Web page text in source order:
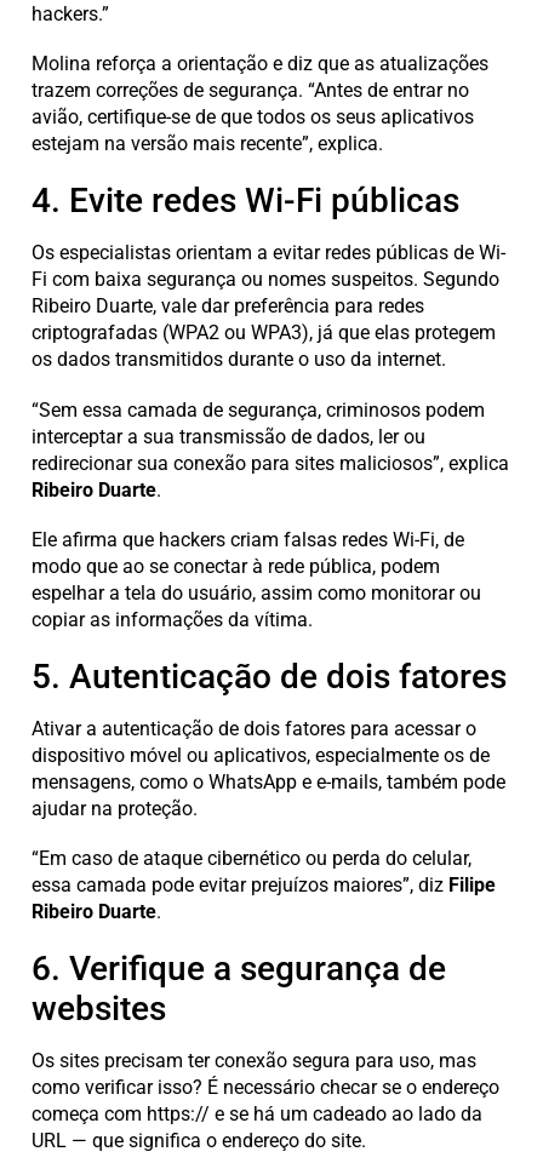
hackers.”
Molina reforça a orientação e diz que as atualizações
trazem correções de segurança. “Antes de entrar no
avião, certifique-se de que todos os seus aplicativos
estejam na versão mais recente”, explica.
4. Evite redes Wi-Fi públicas
Os especialistas orientam a evitar redes públicas de Wi-
Fi com baixa segurança ou nomes suspeitos. Segundo
Ribeiro Duarte, vale dar preferência para redes
criptografadas (WPA2 ou WPA3), já que elas protegem
os dados transmitidos durante o uso da internet.
“Sem essa camada de segurança, criminosos podem
interceptar a sua transmissão de dados, ler ou
redirecionar sua conexão para sites maliciosos”, explica
Ribeiro Duarte.
Ele afirma que hackers criam falsas redes Wi-Fi, de
modo que ao se conectar à rede pública, podem
espelhar a tela do usuário, assim como monitorar ou
copiar as informações da vítima.
5. Autenticação de dois fatores
Ativar a autenticação de dois fatores para acessar o
dispositivo móvel ou aplicativos, especialmente os de
mensagens, como o WhatsApp e e-mails, também pode
ajudar na proteção.
“Em caso de ataque cibernético ou perda do celular,
essa camada pode evitar prejuízos maiores”, diz Filipe
Ribeiro Duarte.
6. Verifique a segurança de
websites
Os sites precisam ter conexão segura para uso, mas
como verificar isso? É necessário checar se o endereço
começa com https:// e se há um cadeado ao lado da
URL — que significa o endereço do site.